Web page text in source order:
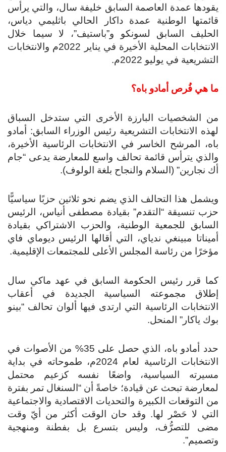
يقودها عمدة العاصمة السابق خليفة سال، والتي يرأس
قائمتها الوطنية عمدة داكار الحالي باثليمي دياس،
الحليف السابق لسونكو و”باستيف”، لا سيما خلال
الانتخابات المحلية الأخيرة في يناير 2022م والانتخابات
التشريعية في يوليو 2022م.
ما هي فُرص أمادو باه؟
من الشخصيات البارزة الأخرى التي ستدخل السباق
لهذه الانتخابات التشريعية رئيس الوزراء السابق: أمادو
باه، المرشح الخاسر في الانتخابات الرئاسية الأخيرة،
والذي يترأس قائمة تحالف واسع للمعارضة يدعى “جام
أك نجارين” (السلام والنجاح بلغة الولوف).
ويشمل هذا التحالف الذي يضم نحو ثلاثين حزبًا سياسيًّا
حزب تنسيقة “التقدم” بقيادة مصطفى أنياس، الرئيس
السابق للجمعية الوطنية، والحزب الاشتراكي بقيادة
أميناتا مبينغي ندياي، التي أقالها الرئيس ديوماي فاي
مؤخرًا من رئاسة المجلس الأعلى للمجتمعات الإقليمية.
كما قرر رئيس الحكومة السابق في عهد ماكي سال
إطلاق مجموعته السياسية الجديدة في أعقاب
الانتخابات الرئاسية التي ارتدى فيها ألوان تحالف “بينو
بوك ياكار” المنحل.
حدد أمادو باه، الذي حصل على 35% من الأصوات في
الانتخابات الرئاسية لعام 2024م، طموحاته في بداية
مسيرته السياسية، واضعًا نفسه كزعيم محتمل
لمعارضة تبحث عن قيادة؛ خاصةً أن “السنغال تمر بفترة
من التوقعات الكبيرة والتحديات الاقتصادية والاجتماعية
التي لا حَصْر لها. وقد حان الوقت أكثر من أيّ وقت
مضى للتصرُّف، وليس بتسرع بل بفطنة ومنهجية
وتصميم”.